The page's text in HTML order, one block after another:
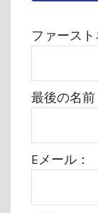
ファース
最後の名前
Eメール：